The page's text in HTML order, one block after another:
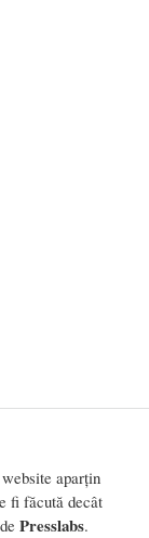
aparțin
fi făcută decât
Presslabs.